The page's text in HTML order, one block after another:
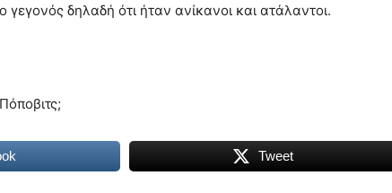
δηλαδή ότι ήταν ανίκανοι και ατάλαντοι.
Tweet